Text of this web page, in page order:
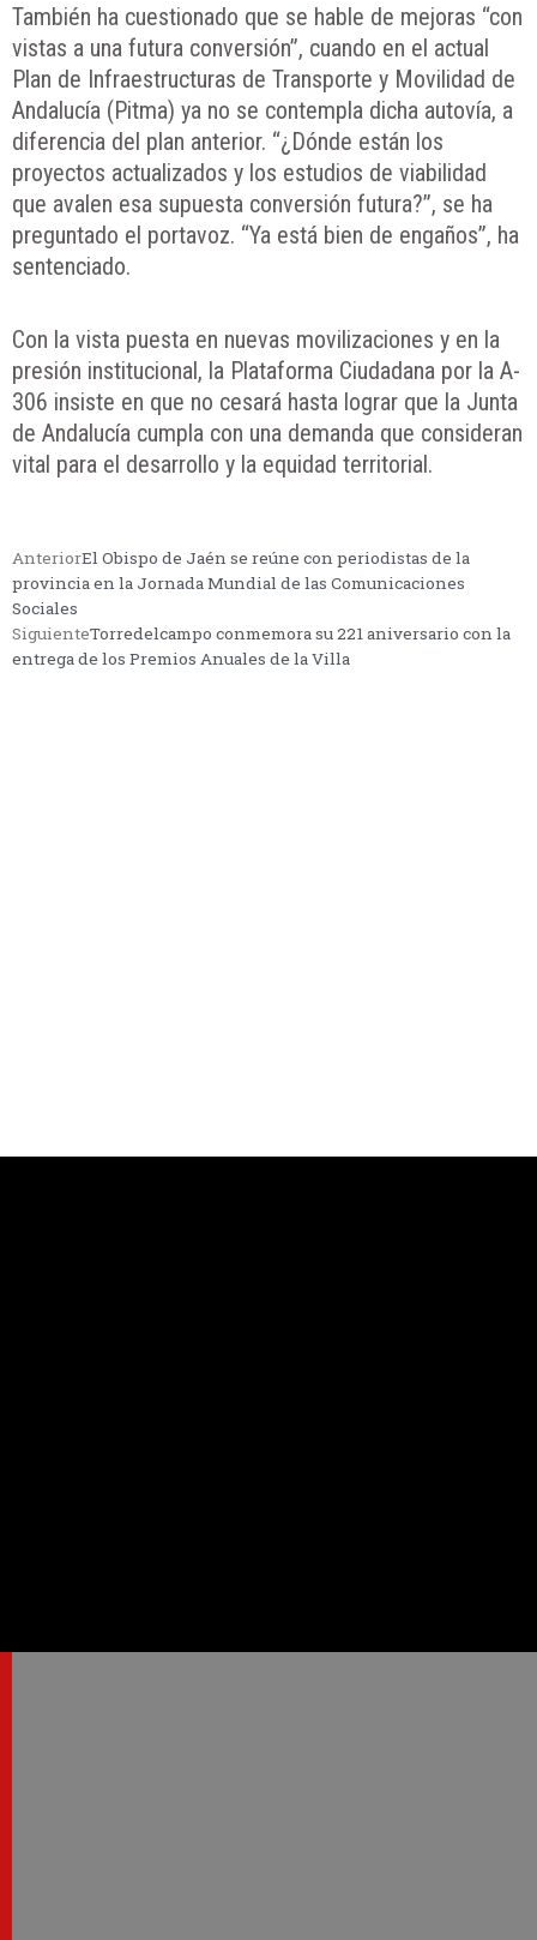
También ha cuestionado que se hable de mejoras “con
vistas a una futura conversión”, cuando en el actual
Plan de Infraestructuras de Transporte y Movilidad de
Andalucía (Pitma) ya no se contempla dicha autovía, a
diferencia del plan anterior. “¿Dónde están los
proyectos actualizados y los estudios de viabilidad
que avalen esa supuesta conversión futura?”, se ha
preguntado el portavoz. “Ya está bien de engaños”, ha
sentenciado.
Con la vista puesta en nuevas movilizaciones y en la
presión institucional, la Plataforma Ciudadana por la A-
306 insiste en que no cesará hasta lograr que la Junta
de Andalucía cumpla con una demanda que consideran
vital para el desarrollo y la equidad territorial.
AnteriorEl Obispo de Jaén se reúne con periodistas de la
provincia en la Jornada Mundial de las Comunicaciones
Sociales
SiguienteTorredelcampo conmemora su 221 aniversario con la
entrega de los Premios Anuales de la Villa